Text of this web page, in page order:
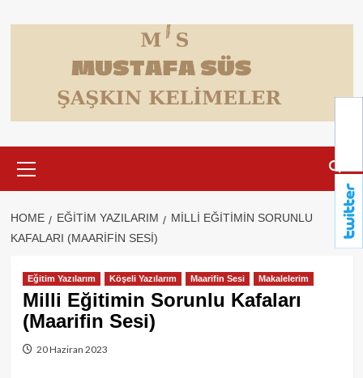
to
Menu
HOME EĞITIM YAZILARIM
MILLI EĞITIMIN SORUNLU
KAFALARI (MAARIFIN SESI)
Eğitim Yazılarım Köşeli Yazılarım Maarifin Sesi Makalelerim
Milli Eğitimin Sorunlu Kafaları
(Maarifin Sesi)
20 Haziran 2023